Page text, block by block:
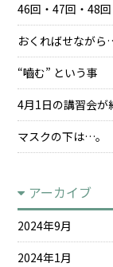
46回・47回・48回
おくればせながら
“嚙む” という事
4月1日の講習会が
マスクの下は…。
アーカイブ
2024年9月
2024年1月